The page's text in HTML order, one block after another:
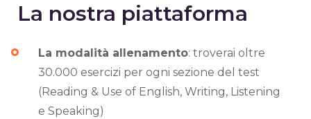
La nostra piattaforma
La modalità allenamento: troverai oltre
30.000 esercizi per ogni sezione del test
(Reading & Use of English, Writing, Listening
e Speaking)